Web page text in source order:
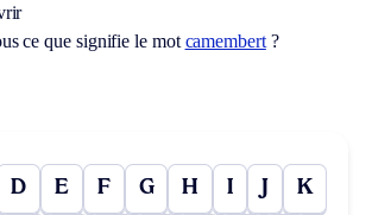
ce que signifie le mot camembert?
D E F G H I J K